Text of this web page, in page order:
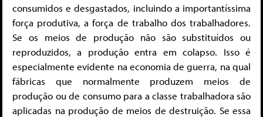
consumidos e desgastados, incluindo a importantíssima
força produtiva, a força de trabalho dos trabalhadores.
Se os meios de produção não são substituídos ou
reproduzidos, a produção entra em colapso. Isso é
especialmente evidente na economia de guerra, na qual
fábricas que normalmente produzem meios de
produção ou de consumo para a classe trabalhadora são
aplicadas na produção de meios de destruição. Se essa